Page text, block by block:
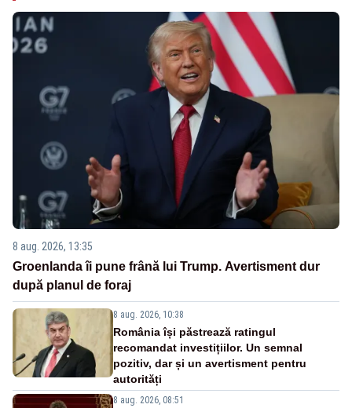
8 aug. 2026, 13:35
Groenlanda îi pune frână lui Trump. Avertisment dur
după planul de foraj
8 aug. 2026, 10:38
România își păstrează ratingul
recomandat investițiilor. Un semnal
pozitiv, dar și un avertisment pentru
autorități
8 aug. 2026, 08:51